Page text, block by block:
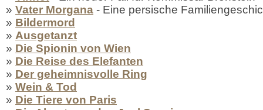
» Vater Morgana - Eine persische
» Bildermord
» Ausgetanzt
» Die Spionin von Wien
» Die Reise des Elefanten
» Der geheimnisvolle Ring
» Wein & Tod
» Die Tiere von Paris